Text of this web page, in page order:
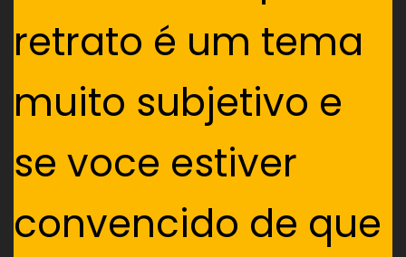
retrato é um tema
muito subjetivo e
se voce estiver
convencido de que